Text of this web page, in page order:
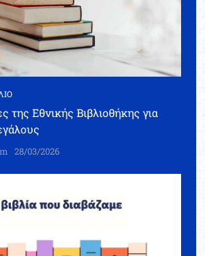
της Εθνικής Βιβλιοθήκης για
28/03/2026